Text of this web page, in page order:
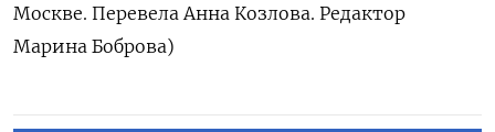
Москве. Перевела Анна Козлова. Редактор
Марина Боброва)